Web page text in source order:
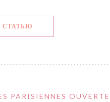
СТАТЬЮ
PARISIENNES